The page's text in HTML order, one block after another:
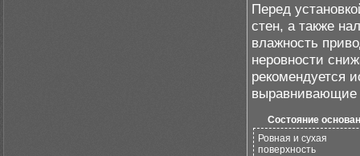
Перед
стен, а также
влажность
неровности
рекомендуется
выравнивающие
Состояние
Ровная и сухая
поверхность